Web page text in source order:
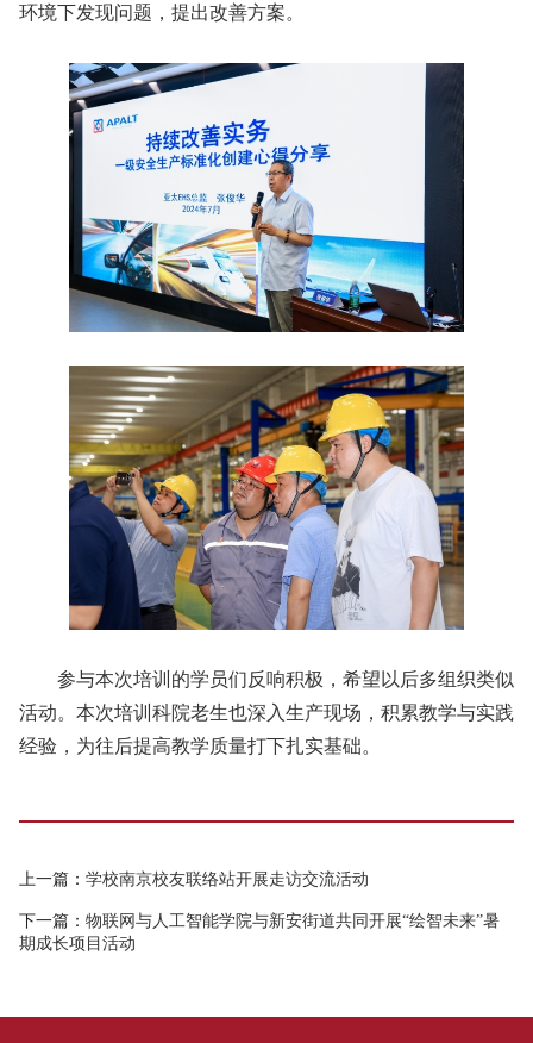
环境下发现问题，提出改善方案。
参与本次培训的学员们反响积极，希望以后多组织类似
活动。本次培训科院老生也深入生产现场，积累教学与实践
经验，为往后提高教学质量打下扎实基础。
上一篇： 学校南京校友联络站开展走访交流活动
下一篇： 物联网与人工智能学院与新安街道共同开展“绘智未来”暑
期成长项目活动